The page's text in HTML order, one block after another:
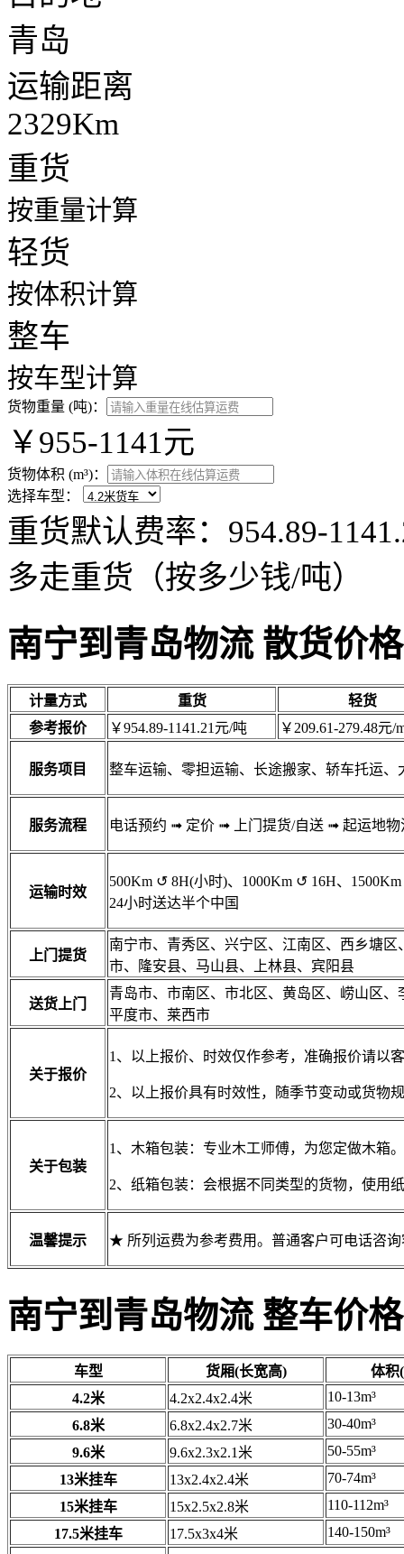
青岛
运输距离
2329Km
重货
按重量计算
轻货
按体积计算
整车
按车型计算
货物重量 (吨)：
￥955-1141元
货物体积 (m³)：
选择车型：
重货默认费率：954.89-
多走重货（按多少钱/吨）
南宁到青岛物流 散货价格
计量方式 重货
轻货
参考报价
￥954.89-1141.21元/吨 ￥209.61-279.48元/
服务项目 整车运输、零担运输、长途搬家、轿车托运
服务流程 电话预约 ➟ 定价 ➟ 上门提货/自送 ➟ 起运地
运输时效
500Km ↺ 8H(小时)、1000Km ↺ 16H、1500Km
24小时送达半个中国
上门提货
南宁市、青秀区、兴宁区、江南区、西乡塘
市、隆安县、马山县、上林县、宾阳县
送货上门
青岛市、市南区、市北区、黄岛区、崂山区
平度市、莱西市
关于报价
1、以上报价、时效仅作参考，准确报价请以
2、以上报价具有时效性，随季节变动或货物
关于包装
1、木箱包装：专业木工师傅，为您定做木箱
2、纸箱包装：会根据不同类型的货物，使用
温馨提示 ★ 所列运费为参考费用。普通客户可电话咨
南宁到青岛物流 整车价格
车型 货厢(长宽高)
体积
4.2米
4.2x2.4x2.4米
10-13m³
6.8米
6.8x2.4x2.7米
30-40m³
9.6米
9.6x2.3x2.1米
50-55m³
13米挂车
13x2.4x2.4米
70-74m³
15米挂车
15x2.5x2.8米
110-112m³
17.5米挂车
17.5x3x4米 140-150m³